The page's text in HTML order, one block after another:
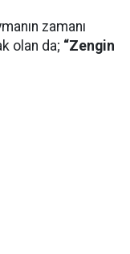
zamanı
olan da; “Zengin